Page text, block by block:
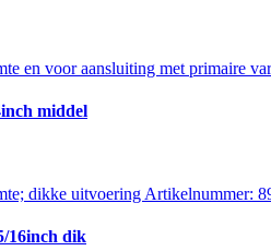
middel
16inch dik